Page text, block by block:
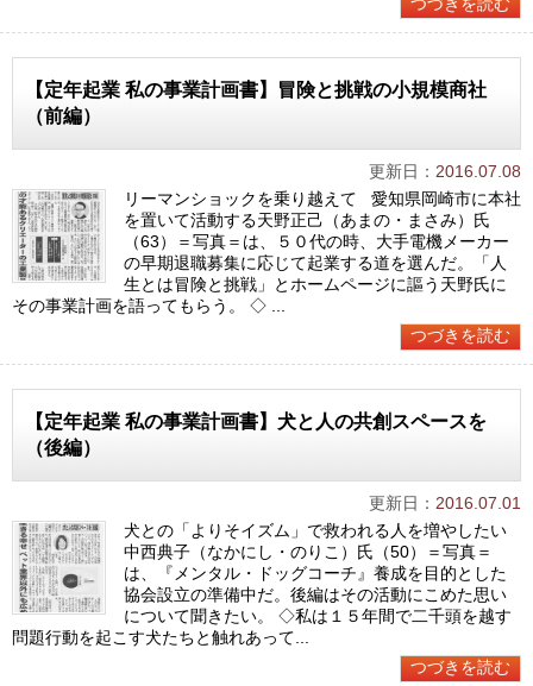
つづきを読む
【定年起業 私の事業計画書】冒険と挑戦の小規模商社
（前編）
更新日： 2016.07.08
リーマンショックを乗り越えて 愛知県岡崎市に本社
を置いて活動する天野正己（あまの・まさみ）氏
（63）＝写真＝は、５０代の時、大手電機メーカー
の早期退職募集に応じて起業する道を選んだ。「人
生とは冒険と挑戦」とホームページに謳う天野氏に
その事業計画を語ってもらう。 ◇ ...
つづきを読む
【定年起業 私の事業計画書】犬と人の共創スペースを
（後編）
更新日： 2016.07.01
犬との「よりそイズム」で救われる人を増やしたい
中西典子（なかにし・のりこ）氏（50）＝写真＝
は、『メンタル・ドッグコーチ』養成を目的とした
協会設立の準備中だ。後編はその活動にこめた思い
について聞きたい。 ◇私は１５年間で二千頭を越す
問題行動を起こす犬たちと触れあって...
つづきを読む